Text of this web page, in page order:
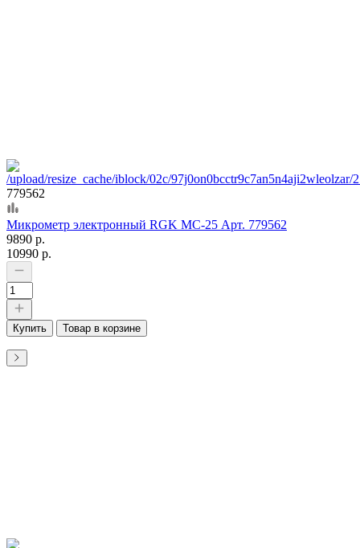
779562
Микрометр электронный RGK MC-25 Арт. 779562
9890 р.
10990 р.
Купить Товар в корзине